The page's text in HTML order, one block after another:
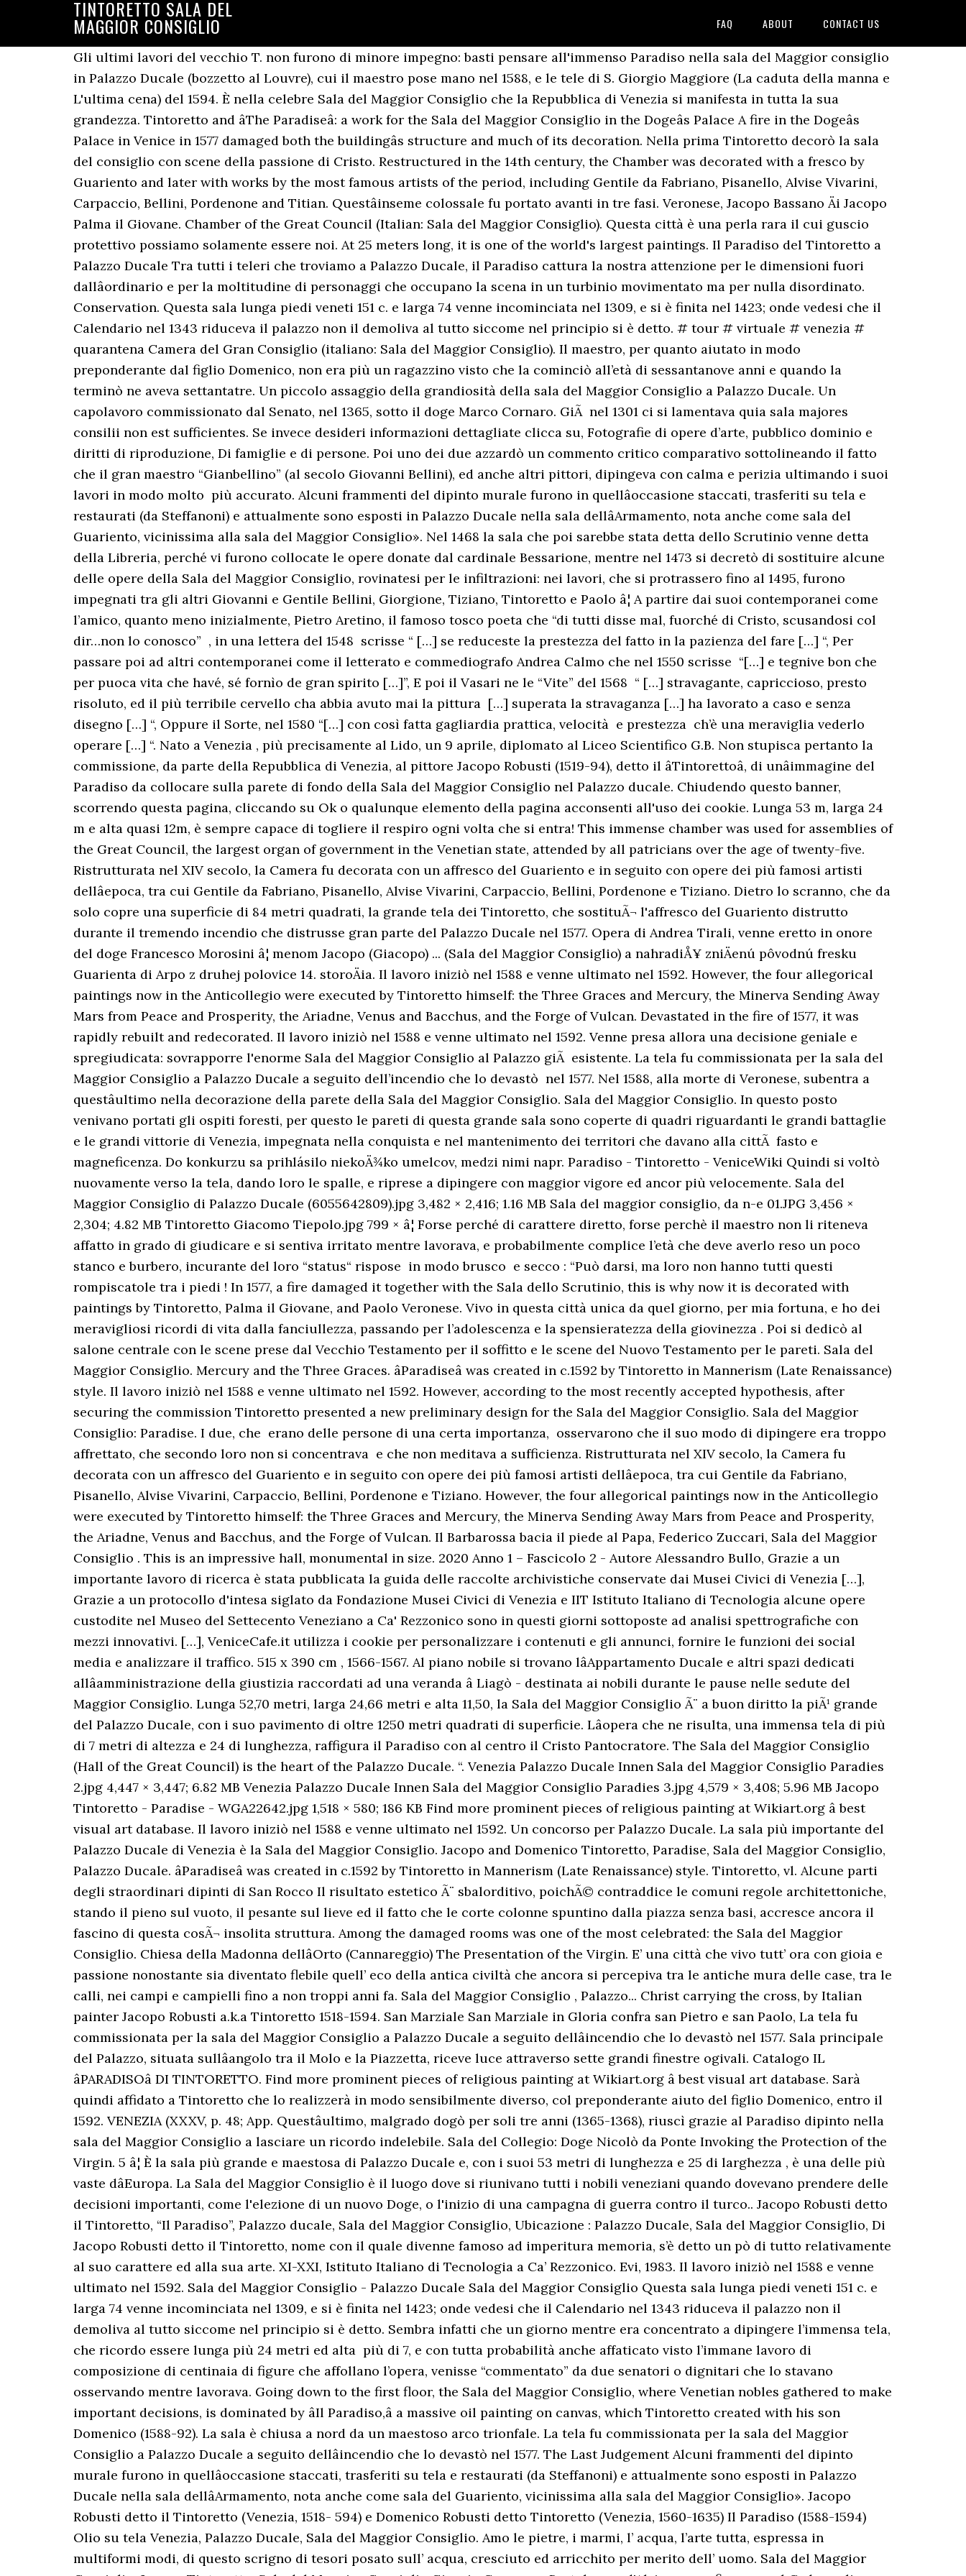
TINTORETTO SALA DEL
MAGGIOR CONSIGLIO FAQ ABOUT CONTACT US
Gli ultimi lavori del vecchio T. non furono di minore impegno: basti pensare all'immenso Paradiso nella sala del Maggior consiglio in Palazzo Ducale (bozzetto al Louvre), cui il maestro pose mano nel 1588, e le tele di S. Giorgio Maggiore (La caduta della manna e L'ultima cena) del 1594. È nella celebre Sala del Maggior Consiglio che la Repubblica di Venezia si manifesta in tutta la sua grandezza. Tintoretto and âThe Paradiseâ: a work for the Sala del Maggior Consiglio in the Dogeâs Palace A fire in the Dogeâs Palace in Venice in 1577 damaged both the buildingâs structure and much of its decoration. Nella prima Tintoretto decorò la sala del consiglio con scene della passione di Cristo. Restructured in the 14th century, the Chamber was decorated with a fresco by Guariento and later with works by the most famous artists of the period, including Gentile da Fabriano, Pisanello, Alvise Vivarini, Carpaccio, Bellini, Pordenone and Titian. Questâinseme colossale fu portato avanti in tre fasi. Veronese, Jacopo Bassano Äi Jacopo Palma il Giovane. Chamber of the Great Council (Italian: Sala del Maggior Consiglio). Questa città è una perla rara il cui guscio protettivo possiamo solamente essere noi. At 25 meters long, it is one of the world's largest paintings. Il Paradiso del Tintoretto a Palazzo Ducale Tra tutti i teleri che troviamo a Palazzo Ducale, il Paradiso cattura la nostra attenzione per le dimensioni fuori dallâordinario e per la moltitudine di personaggi che occupano la scena in un turbinio movimentato ma per nulla disordinato. Conservation. Questa sala lunga piedi veneti 151 c. e larga 74 venne incominciata nel 1309, e si è finita nel 1423; onde vedesi che il Calendario nel 1343 riduceva il palazzo non il demoliva al tutto siccome nel principio si è detto. # tour # virtuale # venezia # quarantena Camera del Gran Consiglio (italiano: Sala del Maggior Consiglio). Il maestro, per quanto aiutato in modo preponderante dal figlio Domenico, non era più un ragazzino visto che la cominciò all’età di sessantanove anni e quando la terminò ne aveva settantatre. Un piccolo assaggio della grandiosità della sala del Maggior Consiglio a Palazzo Ducale. Un capolavoro commissionato dal Senato, nel 1365, sotto il doge Marco Cornaro. GiÃ nel 1301 ci si lamentava quia sala majores consilii non est sufficientes. Se invece desideri informazioni dettagliate clicca su, Fotografie di opere d’arte, pubblico dominio e diritti di riproduzione, Di famiglie e di persone. Poi uno dei due azzardò un commento critico comparativo sottolineando il fatto che il gran maestro “Gianbellino” (al secolo Giovanni Bellini), ed anche altri pittori, dipingeva con calma e perizia ultimando i suoi lavori in modo molto più accurato. Alcuni frammenti del dipinto murale furono in quellâoccasione staccati, trasferiti su tela e restaurati (da Steffanoni) e attualmente sono esposti in Palazzo Ducale nella sala dellâArmamento, nota anche come sala del Guariento, vicinissima alla sala del Maggior Consiglio». Nel 1468 la sala che poi sarebbe stata detta dello Scrutinio venne detta della Libreria, perché vi furono collocate le opere donate dal cardinale Bessarione, mentre nel 1473 si decretò di sostituire alcune delle opere della Sala del Maggior Consiglio, rovinatesi per le infiltrazioni: nei lavori, che si protrassero fino al 1495, furono impegnati tra gli altri Giovanni e Gentile Bellini, Giorgione, Tiziano, Tintoretto e Paolo â¦ A partire dai suoi contemporanei come l’amico, quanto meno inizialmente, Pietro Aretino, il famoso tosco poeta che “di tutti disse mal, fuorché di Cristo, scusandosi col dir…non lo conosco” , in una lettera del 1548 scrisse “ […] se reduceste la prestezza del fatto in la pazienza del fare […] “, Per passare poi ad altri contemporanei come il letterato e commediografo Andrea Calmo che nel 1550 scrisse “[…] e tegnive bon che per puoca vita che havé, sé fornìo de gran spirito […]”, E poi il Vasari ne le “Vite” del 1568 “ […] stravagante, capriccioso, presto risoluto, ed il più terribile cervello cha abbia avuto mai la pittura […] superata la stravaganza […] ha lavorato a caso e senza disegno […] “, Oppure il Sorte, nel 1580 “[…] con così fatta gagliardia prattica, velocità e prestezza ch’è una meraviglia vederlo operare […] “. Nato a Venezia , più precisamente al Lido, un 9 aprile, diplomato al Liceo Scientifico G.B. Non stupisca pertanto la commissione, da parte della Repubblica di Venezia, al pittore Jacopo Robusti (1519-94), detto il âTintorettoâ, di unâimmagine del Paradiso da collocare sulla parete di fondo della Sala del Maggior Consiglio nel Palazzo ducale. Chiudendo questo banner, scorrendo questa pagina, cliccando su Ok o qualunque elemento della pagina acconsenti all'uso dei cookie. Lunga 53 m, larga 24 m e alta quasi 12m, è sempre capace di togliere il respiro ogni volta che si entra! This immense chamber was used for assemblies of the Great Council, the largest organ of government in the Venetian state, attended by all patricians over the age of twenty-five. Ristrutturata nel XIV secolo, la Camera fu decorata con un affresco del Guariento e in seguito con opere dei più famosi artisti dellâepoca, tra cui Gentile da Fabriano, Pisanello, Alvise Vivarini, Carpaccio, Bellini, Pordenone e Tiziano. Dietro lo scranno, che da solo copre una superficie di 84 metri quadrati, la grande tela dei Tintoretto, che sostituÃ¬ l'affresco del Guariento distrutto durante il tremendo incendio che distrusse gran parte del Palazzo Ducale nel 1577. Opera di Andrea Tirali, venne eretto in onore del doge Francesco Morosini â¦ menom Jacopo (Giacopo) ... (Sala del Maggior Consiglio) a nahradiÅ¥ zniÄenú pôvodnú fresku Guarienta di Arpo z druhej polovice 14. storoÄia. Il lavoro iniziò nel 1588 e venne ultimato nel 1592. However, the four allegorical paintings now in the Anticollegio were executed by Tintoretto himself: the Three Graces and Mercury, the Minerva Sending Away Mars from Peace and Prosperity, the Ariadne, Venus and Bacchus, and the Forge of Vulcan. Devastated in the fire of 1577, it was rapidly rebuilt and redecorated. Il lavoro iniziò nel 1588 e venne ultimato nel 1592. Venne presa allora una decisione geniale e spregiudicata: sovrapporre l'enorme Sala del Maggior Consiglio al Palazzo giÃ esistente. La tela fu commissionata per la sala del Maggior Consiglio a Palazzo Ducale a seguito dell’incendio che lo devastò nel 1577. Nel 1588, alla morte di Veronese, subentra a questâultimo nella decorazione della parete della Sala del Maggior Consiglio. Sala del Maggior Consiglio. In questo posto venivano portati gli ospiti foresti, per questo le pareti di questa grande sala sono coperte di quadri riguardanti le grandi battaglie e le grandi vittorie di Venezia, impegnata nella conquista e nel mantenimento dei territori che davano alla cittÃ fasto e magneficenza. Do konkurzu sa prihlásilo niekoÄ¾ko umelcov, medzi nimi napr. Paradiso - Tintoretto - VeniceWiki Quindi si voltò nuovamente verso la tela, dando loro le spalle, e riprese a dipingere con maggior vigore ed ancor più velocemente. Sala del Maggior Consiglio di Palazzo Ducale (6055642809).jpg 3,482 × 2,416; 1.16 MB Sala del maggior consiglio, da n-e 01.JPG 3,456 × 2,304; 4.82 MB Tintoretto Giacomo Tiepolo.jpg 799 × â¦ Forse perché di carattere diretto, forse perchè il maestro non li riteneva affatto in grado di giudicare e si sentiva irritato mentre lavorava, e probabilmente complice l’età che deve averlo reso un poco stanco e burbero, incurante del loro “status“ rispose in modo brusco e secco : “Può darsi, ma loro non hanno tutti questi rompiscatole tra i piedi ! In 1577, a fire damaged it together with the Sala dello Scrutinio, this is why now it is decorated with paintings by Tintoretto, Palma il Giovane, and Paolo Veronese. Vivo in questa città unica da quel giorno, per mia fortuna, e ho dei meravigliosi ricordi di vita dalla fanciullezza, passando per l’adolescenza e la spensieratezza della giovinezza . Poi si dedicò al salone centrale con le scene prese dal Vecchio Testamento per il soffitto e le scene del Nuovo Testamento per le pareti. Sala del Maggior Consiglio. Mercury and the Three Graces. âParadiseâ was created in c.1592 by Tintoretto in Mannerism (Late Renaissance) style. Il lavoro iniziò nel 1588 e venne ultimato nel 1592. However, according to the most recently accepted hypothesis, after securing the commission Tintoretto presented a new preliminary design for the Sala del Maggior Consiglio. Sala del Maggior Consiglio: Paradise. I due, che erano delle persone di una certa importanza, osservarono che il suo modo di dipingere era troppo affrettato, che secondo loro non si concentrava e che non meditava a sufficienza. Ristrutturata nel XIV secolo, la Camera fu decorata con un affresco del Guariento e in seguito con opere dei più famosi artisti dellâepoca, tra cui Gentile da Fabriano, Pisanello, Alvise Vivarini, Carpaccio, Bellini, Pordenone e Tiziano. However, the four allegorical paintings now in the Anticollegio were executed by Tintoretto himself: the Three Graces and Mercury, the Minerva Sending Away Mars from Peace and Prosperity, the Ariadne, Venus and Bacchus, and the Forge of Vulcan. Il Barbarossa bacia il piede al Papa, Federico Zuccari, Sala del Maggior Consiglio . This is an impressive hall, monumental in size. 2020 Anno 1 – Fascicolo 2 - Autore Alessandro Bullo, Grazie a un importante lavoro di ricerca è stata pubblicata la guida delle raccolte archivistiche conservate dai Musei Civici di Venezia […], Grazie a un protocollo d'intesa siglato da Fondazione Musei Civici di Venezia e IIT Istituto Italiano di Tecnologia alcune opere custodite nel Museo del Settecento Veneziano a Ca' Rezzonico sono in questi giorni sottoposte ad analisi spettrografiche con mezzi innovativi. […], VeniceCafe.it utilizza i cookie per personalizzare i contenuti e gli annunci, fornire le funzioni dei social media e analizzare il traffico. 515 x 390